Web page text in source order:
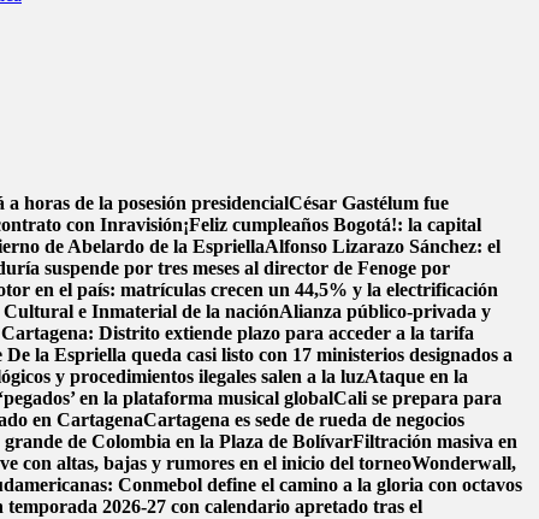
horas de la posesión presidencialCésar Gastélum fue
con Inravisión¡Feliz cumpleaños Bogotá!: la capital
de Abelardo de la EspriellaAlfonso Lizarazo Sánchez: el
suspende por tres meses al director de Fenoge por
en el país: matrículas crecen un 44,5% y la electrificación
e Inmaterial de la naciónAlianza público-privada y
Distrito extiende plazo para acceder a la tarifa
De la Espriella queda casi listo con 17 ministerios designados a
y procedimientos ilegales salen a la luzAtaque en la
en la plataforma musical globalCali se prepara para
en CartagenaCartagena es sede de rueda de negocios
de Colombia en la Plaza de BolívarFiltración masiva en
con altas, bajas y rumores en el inicio del torneoWonderwall,
Conmebol define el camino a la gloria con octavos
temporada 2026-27 con calendario apretado tras el